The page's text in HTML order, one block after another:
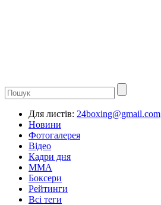
Для листів: 24boxing@gmail.com
Новини
Фотогалерея
Відео
Кадри дня
ММА
Боксери
Рейтинги
Всі теги